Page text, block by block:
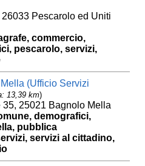
Pescarolo ed Uniti
commercio,
pescarolo, servizi,
(Ufficio Servizi
13,39 km)
35, 25021 Bagnolo Mella
demografici,
pubblica
servizi al cittadino,